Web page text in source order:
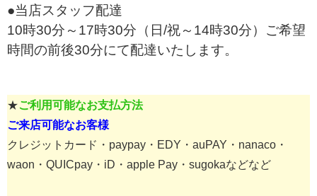
●当店スタッフ配達
10時30分～17時30分（日/祝～14時30分）ご希望
時間の前後30分にて配達いたします。
★ご利用可能なお支払方法
ご来店可能なお客様
クレジットカード・paypay・EDY・auPAY・nanaco・
waon・QUICpay・iD・apple Pay・sugokaなどなど